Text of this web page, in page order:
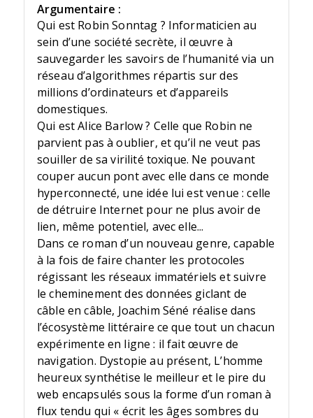
Argumentaire :
Qui est Robin Sonntag ? Informaticien au
sein d’une société secrète, il œuvre à
sauvegarder les savoirs de l’humanité via un
réseau d’algorithmes répartis sur des
millions d’ordinateurs et d’appareils
domestiques.
Qui est Alice Barlow ? Celle que Robin ne
parvient pas à oublier, et qu’il ne veut pas
souiller de sa virilité toxique. Ne pouvant
couper aucun pont avec elle dans ce monde
hyperconnecté, une idée lui est venue : celle
de détruire Internet pour ne plus avoir de
lien, même potentiel, avec elle...
Dans ce roman d’un nouveau genre, capable
à la fois de faire chanter les protocoles
régissant les réseaux immatériels et suivre
le cheminement des données giclant de
câble en câble, Joachim Séné réalise dans
l’écosystème littéraire ce que tout un chacun
expérimente en ligne : il fait œuvre de
navigation. Dystopie au présent, L’homme
heureux synthétise le meilleur et le pire du
web encapsulés sous la forme d’un roman à
flux tendu qui « écrit les âges sombres du